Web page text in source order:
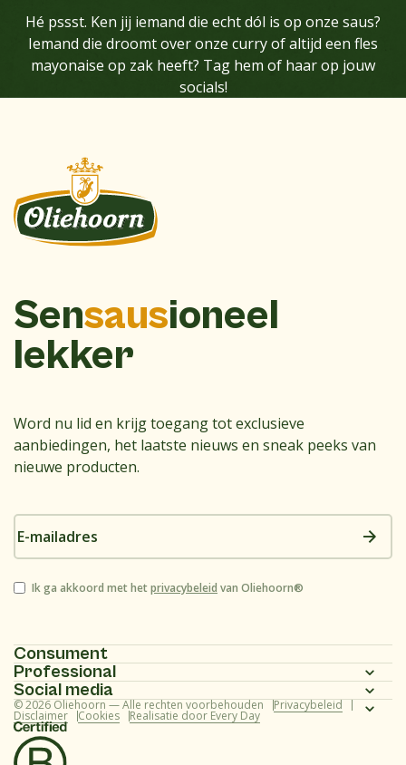
Hé pssst. Ken jij iemand die echt dól is op onze saus?
Iemand die droomt over onze curry of altijd een fles
mayonaise op zak heeft? Tag hem of haar op jouw
socials!
Sensausioneel
lekker
Word nu lid en krijg toegang tot exclusieve
aanbiedingen, het laatste nieuws en sneak peeks van
nieuwe producten.
E-
mailadres
Instemming
Ik ga akkoord met hetprivacybeleid van Oliehoorn®
Consument
Homepagina
Assortiment
Recepten
Professional
Homepagina
Assortiment
Social media
Instagram
Facebook
© 2026 Oliehoorn — Alle rechten voorbehouden Privacybeleid
Disclaimer Cookies Realisatie door Every Day